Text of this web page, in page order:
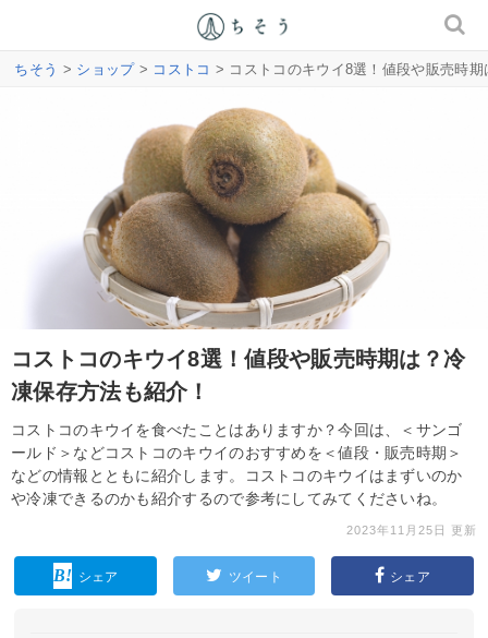
ちそう > ショップ> コストコ > コストコのキウイ8選！値段や販売時
コストコのキウイ8選！値段や販売時期は？冷
凍保存方法も紹介！
コストコのキウイを食べたことはありますか？今回は、＜サンゴ
ールド＞などコストコのキウイのおすすめを＜値段・販売時期＞
などの情報とともに紹介します。コストコのキウイはまずいのか
や冷凍できるのかも紹介するので参考にしてみてくださいね。
2023年11月25日 更新
シェア ツイート シェア